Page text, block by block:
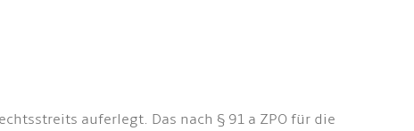
auferlegt. Das nach § 91 a ZPO für die